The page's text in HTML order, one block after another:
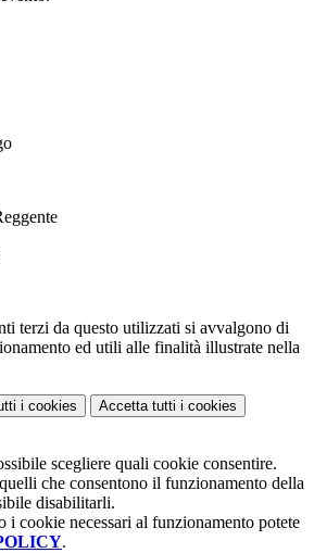
terzi da questo utilizzati si avvalgono di
ed utili alle finalità illustrate nella
i cookies Accetta tutti i cookies
scegliere quali cookie consentire.
che consentono il funzionamento della
disabilitarli.
i cookie necessari al funzionamento potete
.